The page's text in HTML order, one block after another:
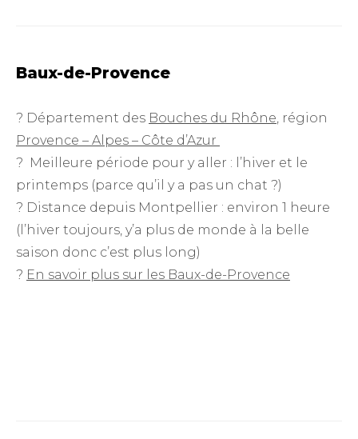
Baux-de-Provence
? Département des Bouches du Rhône , région
Provence – Alpes – Côte d’Azur
? Meilleure période pour y aller : l’hiver et le
printemps (parce qu’il y a pas un chat ?)
? Distance depuis Montpellier : environ 1 heure
(l’hiver toujours, y’a plus de monde à la belle
saison donc c’est plus long)
? En savoir plus sur les Baux-de-Provence